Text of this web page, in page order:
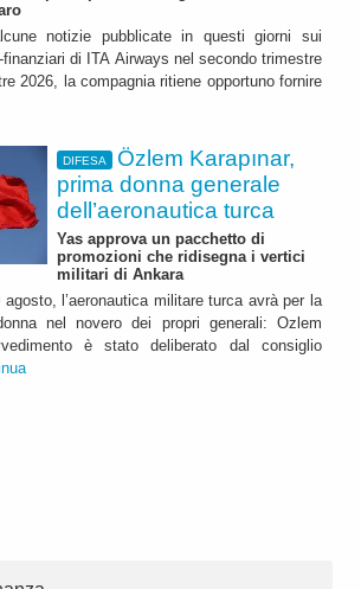
notizie pubblicate in questi giorni sui
di ITA Airways nel secondo trimestre
2026, la compagnia ritiene opportuno fornire
DIFESA
Özlem Karapınar,
prima donna generale
dell’aeronautica turca
Yas approva un pacchetto di
promozioni che ridisegna i vertici
militari di Ankara
l’aeronautica militare turca avrà per la
nel novero dei propri generali: Ozlem
è stato deliberato dal consiglio